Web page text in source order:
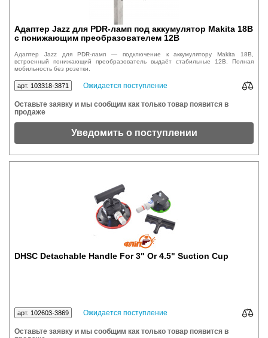
Адаптер Jazz для PDR-ламп под аккумулятор Makita 18В
с понижающим преобразователем 12В
Адаптер Jazz для PDR-ламп — подключение к аккумулятору Makita 18В,
встроенный понижающий преобразователь выдаёт стабильные 12В. Полная
мобильность без розетки.
арт. 103318-3871 Ожидается поступление
Оставьте заявку и мы сообщим как только товар появится в
продаже
Уведомить о поступлении
DHSC Detachable Handle For 3" Or 4.5" Suction Cup
арт. 102603-3869 Ожидается поступление
Оставьте заявку и мы сообщим как только товар появится в